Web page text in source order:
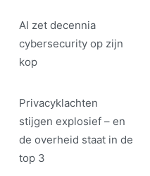
AI zet decennia
cybersecurity op zijn
kop
Privacyklachten
stijgen explosief – en
de overheid staat in de
top 3